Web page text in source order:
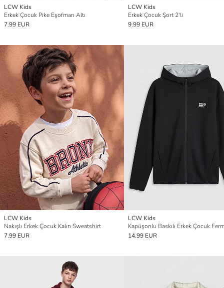
LCW Kids
Erkek Çocuk Pike Eşofman Altı
7.99 EUR
LCW Kids
Erkek Çocuk Şort 2'li
9.99 EUR
LCW Kids
Nakışlı Erkek Çocuk Kalın Sweatshirt
7.99 EUR
LCW Kids
14.99 EUR